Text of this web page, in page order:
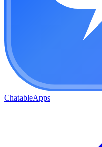
ChatableApps